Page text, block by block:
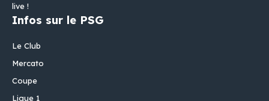
live !
Infos sur le PSG
Le Club
Mercato
Coupe
Ligue 1